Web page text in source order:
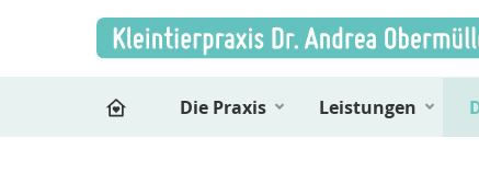
Die Praxis Leistungen